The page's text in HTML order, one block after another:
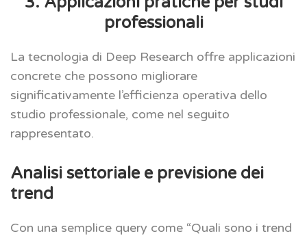
professionali
La tecnologia di Deep Research offre applicazioni
concrete che possono migliorare
significativamente l’efficienza operativa dello
studio professionale, come nel seguito
rappresentato.
Analisi settoriale e previsione dei
trend
Con una semplice query come “Quali sono i trend